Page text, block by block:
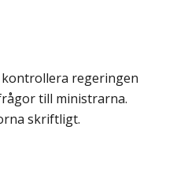
kontrollera regeringen
till ministrarna.
skriftligt.